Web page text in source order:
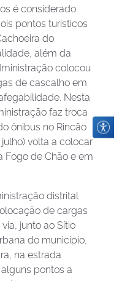
é considerado
pontos turísticos
do
além da
colocou
de cascalho em
Nesta
faz troca
ônibus no Rincão
volta a colocar
Fogo de Chão e em
distrital
de cargas
junto ao Sítio
do município,
na estrada
pontos a